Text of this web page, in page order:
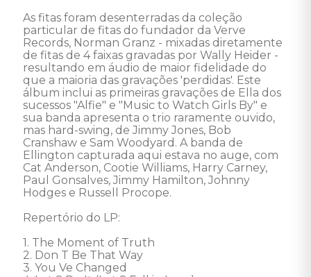
As fitas foram desenterradas da coleção
particular de fitas do fundador da Verve
Records, Norman Granz - mixadas diretamente
de fitas de 4 faixas gravadas por Wally Heider -
resultando em áudio de maior fidelidade do
que a maioria das gravações 'perdidas'. Este
álbum inclui as primeiras gravações de Ella dos
sucessos "Alfie" e "Music to Watch Girls By" e
sua banda apresenta o trio raramente ouvido,
mas hard-swing, de Jimmy Jones, Bob
Cranshaw e Sam Woodyard. A banda de
Ellington capturada aqui estava no auge, com
Cat Anderson, Cootie Williams, Harry Carney,
Paul Gonsalves, Jimmy Hamilton, Johnny
Hodges e Russell Procope.
Repertório do LP:
1. The Moment of Truth
2. Don T Be That Way
3. You Ve Changed